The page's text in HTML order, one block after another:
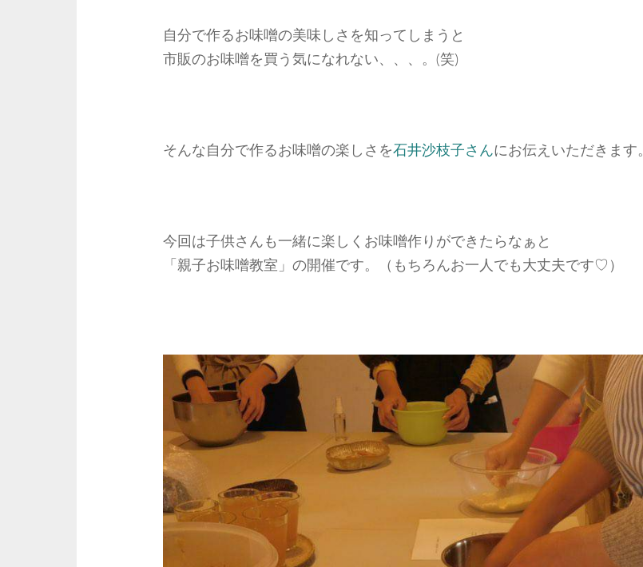
自分で作るお味噌の美味しさを知ってしまうと
市販のお味噌を買う気になれない、、、。(笑)
そんな自分で作るお味噌の楽しさを石井沙枝子さんにお伝えいただきます。
今回は子供さんも一緒に楽しくお味噌作りができたらなぁと
「親子お味噌教室」の開催です。（もちろんお一人でも大丈夫です♡）